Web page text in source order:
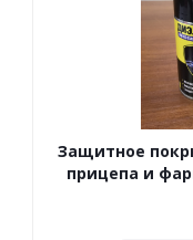
Защитное
прицепа и